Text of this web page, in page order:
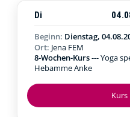
Di
Beginn: Dienstag,
Ort: Jena FEM
8-Wochen-Kurs--- Yoga
Hebamme Anke